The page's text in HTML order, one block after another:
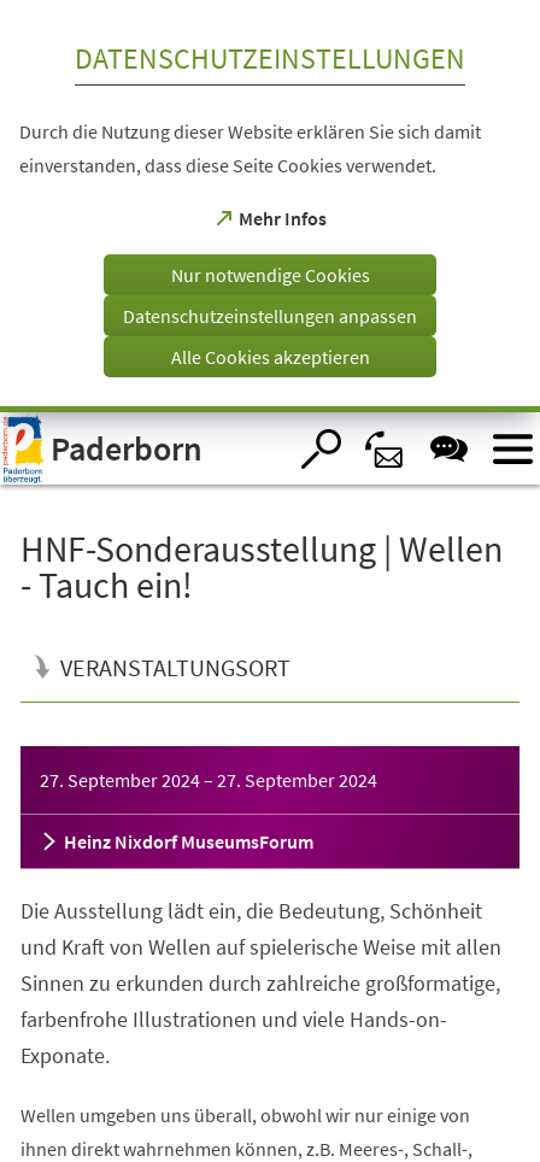
Visuelle
Assistenzsoftware
öffnen.
DATENSCHUTZEINSTELLUNGEN
Durch die Nutzung dieser Website erklären Sie sich damit
einverstanden, dass diese Seite Cookies verwendet.
Mehr Infos
(Öffnet
einem
Tab)
Nur notwendige Cookies
Datenschutzeinstellungen anpassen
Alle Cookies akzeptieren
Paderborn
HNF-Sonderausstellung | Wellen
- Tauch ein!
VERANSTALTUNGSORT
27. September 2024– 27. September 2024
Heinz Nixdorf MuseumsForum
Die Ausstellung lädt ein, die Bedeutung, Schönheit
und Kraft von Wellen auf spielerische Weise mit allen
Sinnen zu erkunden durch zahlreiche großformatige,
farbenfrohe Illustrationen und viele Hands-on-
Exponate.
Wellen umgeben uns überall, obwohl wir nur einige von
ihnen direkt wahrnehmen können, z.B. Meeres-, Schall-,